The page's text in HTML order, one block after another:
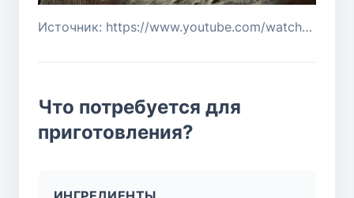
Источник: https://www.youtube.com/watch?v=lrl6LxfQRW4
Что потребуется для
приготовления?